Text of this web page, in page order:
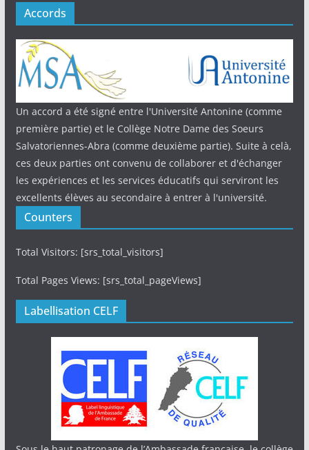
Accords
Un accord a été signé entre l'Université Antonine (comme
première partie) et le Collège Notre Dame des Soeurs
Salvatoriennes-Abra (comme deuxième partie). Suite à celà,
ces deux parties ont convenu de collaborer et d'échanger
les expériences et les services éducatifs qui serviront les
excellents élèves au secondaire à entrer à l'université.
Counters
Total Visitors: [srs_total_visitors]
Total Pages Views: [srs_total_pageViews]
Labellisation CELF